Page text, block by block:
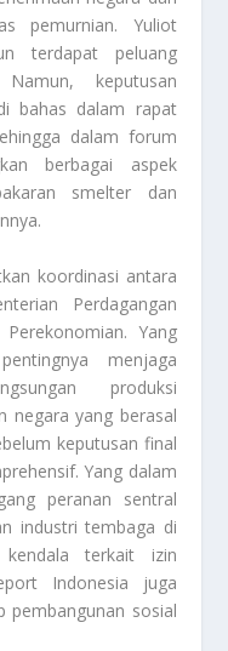
pemurnian. Yuliot
terdapat peluang
keputusan
bahas dalam rapat
dalam forum
berbagai aspek
smelter dan
koordinasi antara
Perdagangan
Yang
menjaga
produksi
negara yang berasal
keputusan final
Yang dalam
peranan sentral
industri tembaga di
kendala terkait izin
Indonesia juga
pembangunan sosial